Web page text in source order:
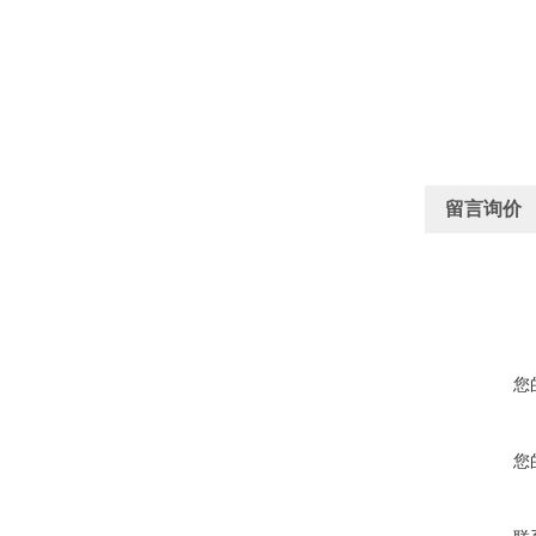
留言询价
您
您